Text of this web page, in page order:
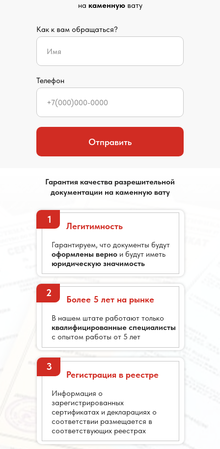
Как к вам обращаться?
Телефон
Отправить
на каменнуювату
Гарантия качества разрешительной
документации на каменную вату
Легитимность
Гарантируем, что документы будут
оформлены верно и будут иметь
юридическую значимость
1
Более 5 лет на рынке
В нашем штате работают только
квалифицированные специалисты
с опытом работы от 5 лет
2
Регистрация в реестре
Информация о
зарегистрированных
сертификатах и декларациях о
соответствии размещается в
соответствующих реестрах
3